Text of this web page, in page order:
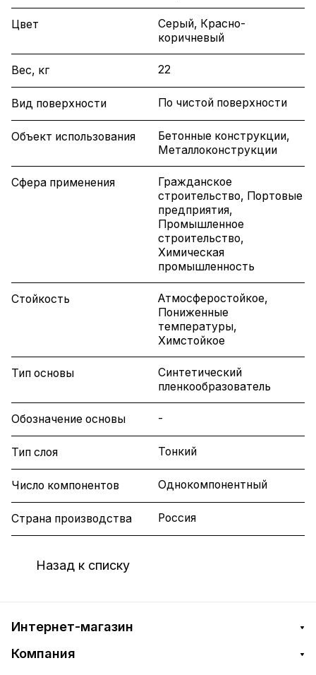
Цвет
Серый, Красно-
коричневый
Вес, кг 22
Вид поверхности По чистой поверхности
Объект использования
Бетонные конструкции,
Металлоконструкции
Сфера применения
Гражданское
строительство, Портовые
предприятия,
Промышленное
строительство,
Химическая
промышленность
Стойкость
Атмосферостойкое,
Пониженные
температуры,
Химстойкое
Тип основы
Синтетический
пленкообразователь
Обозначение основы -
Тип слоя Тонкий
Число компонентов Однокомпонентный
Страна производства Россия
Назад к списку
Интернет-магазин
Компания